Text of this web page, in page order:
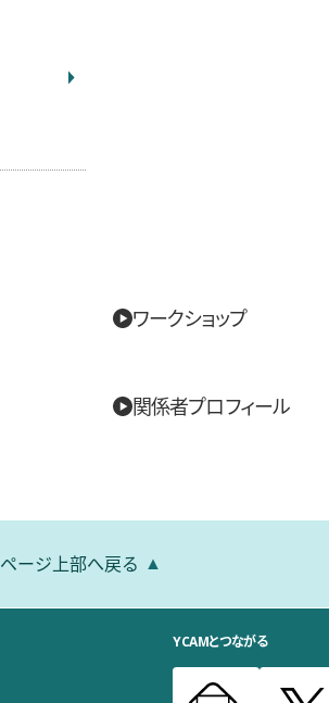
ワークショップ
関係者プロフィール
ページ上部へ戻る
YCAMとつながる